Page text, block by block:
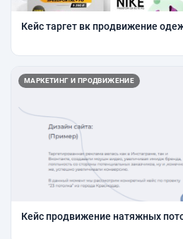
Кейс таргет вк продвижение
МАРКЕТИНГ И ПРОДВИЖЕНИЕ
Кейс продвижение натяжных